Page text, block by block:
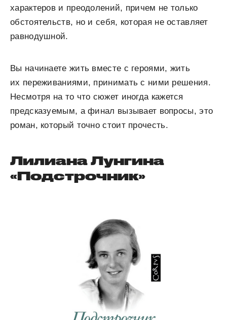
характеров и преодолений, причем не только
обстоятельств, но и себя, которая не оставляет
равнодушной.
Вы начинаете жить вместе с героями, жить
их переживаниями, принимать с ними решения.
Несмотря на то что сюжет иногда кажется
предсказуемым, а финал вызывает вопросы, это
роман, который точно стоит прочесть.
Лилиана Лунгина
«Подстрочник»